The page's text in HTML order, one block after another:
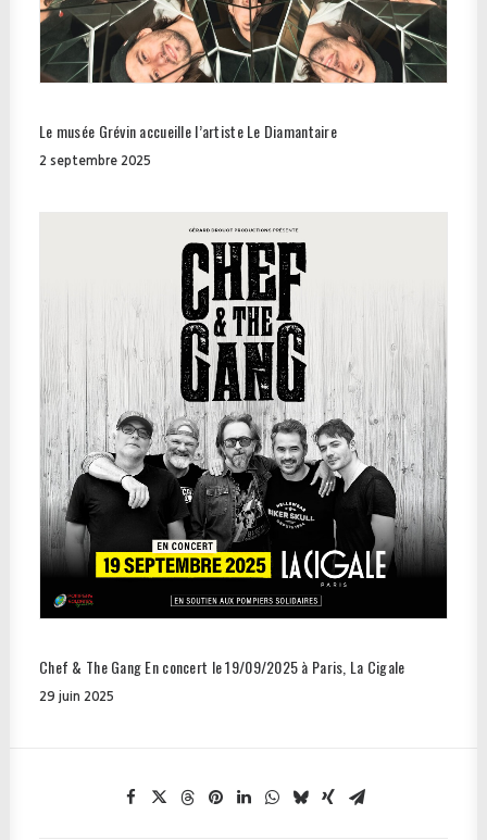
Le musée Grévin accueille l’artiste Le Diamantaire
2 septembre 2025
Chef & The Gang En concert le 19/09/2025 à Paris, La Cigale
29 juin 2025